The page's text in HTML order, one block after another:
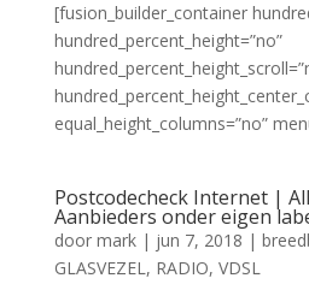
[fusion_builder_container
hundred_percent_height=”no”
equal_height_columns=”no”
Postcodecheck Internet |
Aanbieders‎ onder eigen
door mark| jun 7, 2018 |
GLASVEZEL, RADIO, VDSL